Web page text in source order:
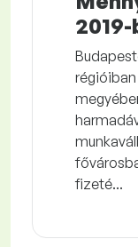
fizeté...